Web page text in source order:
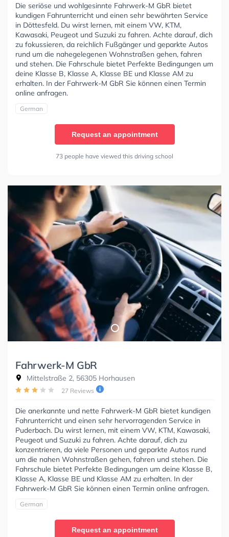
Die seriöse und wohlgesinnte Fahrwerk-M GbR bietet
kundigen Fahrunterricht und einen sehr bewährten Service
in Döttesfeld. Du wirst lernen, mit einem VW, KTM,
Kawasaki, Peugeot und Suzuki zu fahren. Achte darauf, dich
zu fokussieren, da reichlich Fußgänger und geparkte Autos
rund um die nahegelegenen Wohnstraßen gehen, fahren
und stehen. Die Fahrschule bietet Perfekte Bedingungen um
deine Klasse B, Klasse A, Klasse BE und Klasse AM zu
erhalten. In der Fahrwerk-M GbR Sie können einen Termin
online anfragen.
German
Request an appointment
73 people have viewed this driving school
Fahrwerk-M GbR
Mittelstraße 2, 56305 Horhausen
27 Reviews
Die anerkannte und nette Fahrwerk-M GbR bietet kundigen
Fahrunterricht und einen sehr hervorragenden Service in
Puderbach. Du wirst lernen, mit einem VW, KTM, Kawasaki,
Peugeot und Suzuki zu fahren. Achte darauf, dich zu
konzentrieren, da viele Personen und geparkte Autos rund
um die nahen Wohnstraßen gehen, fahren und stehen. Die
Fahrschule bietet Perfekte Bedingungen um deine Klasse B,
Klasse A, Klasse BE und Klasse AM zu erhalten. In der
Fahrwerk-M GbR Sie können einen Termin online anfragen.
German
Request an appointment